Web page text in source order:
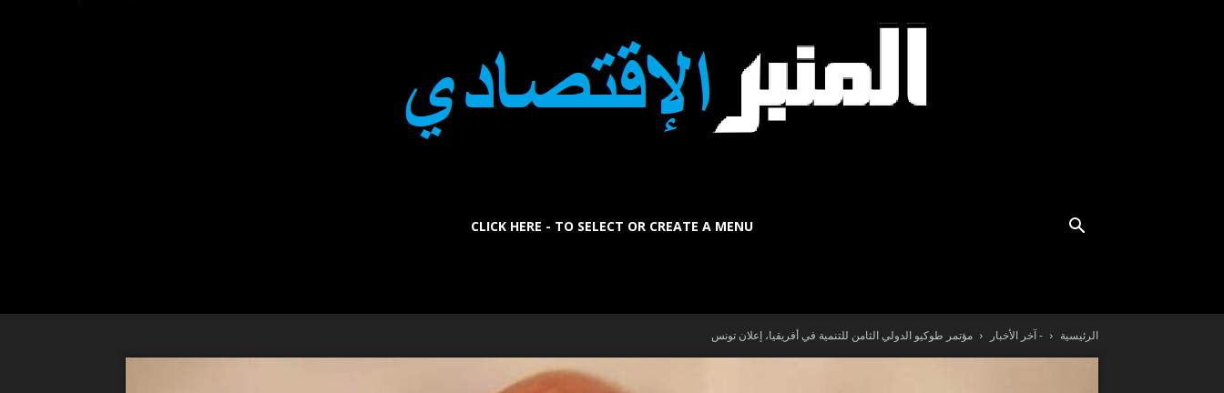
Tribune
CLICK HERE - TO SELECT OR CREATE A MENU
الرئيسية - آخر الأخبار مؤتمر طوكيو الدولي الثامن للتنمية في أفريقيا، إعلان تونس